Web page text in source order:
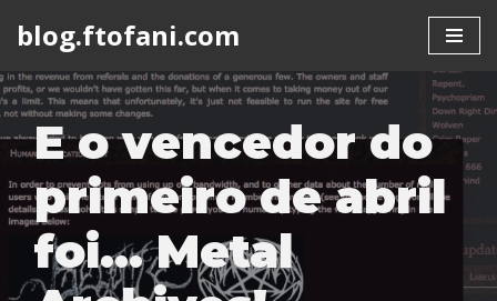
to
content
blog.ftofani.com
E o vencedor do
primeiro de abril
foi… Metal